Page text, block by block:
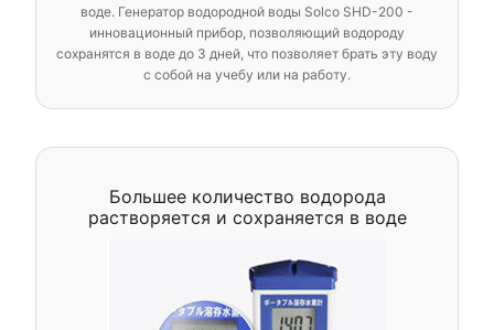
воде. Генератор водородной воды Solco SHD-200 -
инновационный прибор, позволяющий водороду
сохранятся в воде до 3 дней, что позволяет брать эту воду
с собой на учебу или на работу.
Большее количество водорода
растворяется и сохраняется в воде